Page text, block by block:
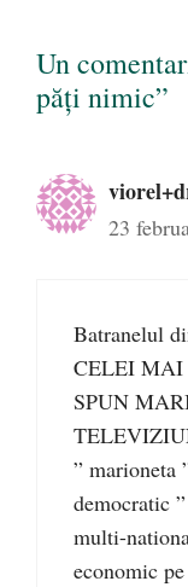
Un
păți nimic”
23
Batranelul
CELEI
SPUN
” marioneta
democratic
multi-
economic